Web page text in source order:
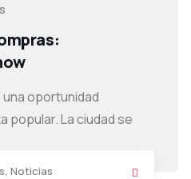
oportunidad
popular. La ciudad se
, Noticias